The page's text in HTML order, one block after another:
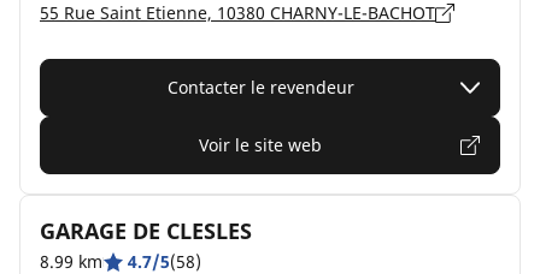
55 Rue Saint Etienne, 10380 CHARNY-LE-BACHOT
Contacter le revendeur
Voir le site web
GARAGE DE CLESLES
8.99 km 4.7/5(58)